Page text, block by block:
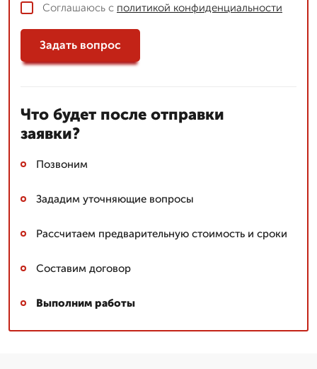
Соглашаюсь с политикой конфиденциальности
Задать вопрос
Что будет после отправки
заявки?
Позвоним
Зададим уточняющие вопросы
Рассчитаем предварительную стоимость и сроки
Составим договор
Выполним работы